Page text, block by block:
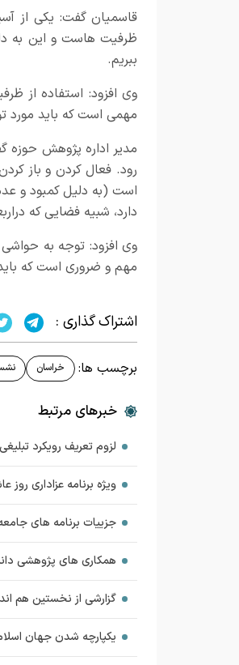
قاسمیان گفت: یکی از
ظرفیت هاست و این به
ببریم.
وی افزود: استفاده از
مهمی است که باید مورد
مدیر اداره پژوهش
رود. فعال کردن و باز
است (به دلیل کمبود و
دارد، شبیه فضایی که
وی افزود: توجه به
مهم و ضروری است که باید
اشتراک گذاری :
برچسب ها: خراسان
خبرهای مرتبط
لزوم تعریف رویکرد
ویژه برنامه عزاداری روز
جزییات برنامه های
همکاری های پژوهشی
گزارشی از نخستین هم
یکپارچه شدن جهان